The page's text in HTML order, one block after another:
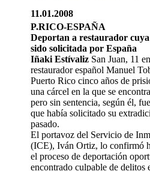
11.01.2008
P.RICO-ESPAÑA
Deportan a restaurador
sido solicitada por España
Iñaki Estívaliz San Juan, 11
restaurador español Manuel
Puerto Rico cinco años de
una cárcel en la que se
pero sin sentencia, según él,
que había solicitado su
pasado.
El portavoz del Servicio de
(ICE), Iván Ortiz, lo confirmó
el proceso de deportación
encontrado culpable de delitos